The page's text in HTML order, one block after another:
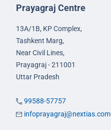
Prayagraj Centre
13A/1B, KP Complex,
Tashkent Marg,
Near Civil Lines,
Prayagraj - 211001
Uttar Pradesh
99588-57757
infoprayagraj@nextias.com